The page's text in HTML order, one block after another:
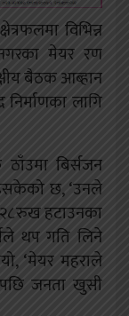
विभिन्न
मेयर रण
बैठक आब्हान
लागि
ठाँउमा बिर्सजन
छ, ‘उनले
हटाउनका
थप गति लिने
‘मेयर महराले
जनता खुसी